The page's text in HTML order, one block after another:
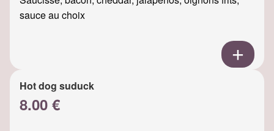
sauce au choix
Hot dog suduck
8.00 €